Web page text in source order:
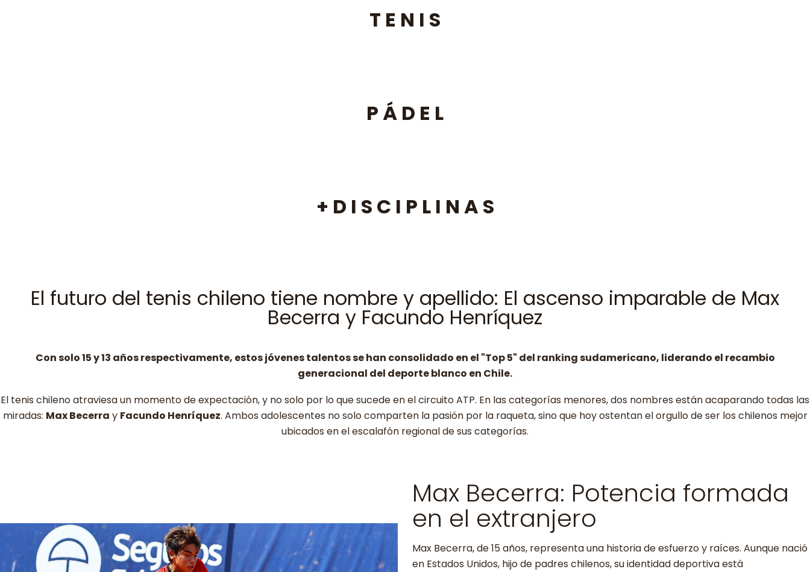
T E N I S
P Á D E L
+ D I S C I P L I N A S
El futuro del tenis chileno tiene nombre y apellido: El ascenso imparable de Max
Becerra y Facundo Henríquez
Con solo 15 y 13 años respectivamente, estos jóvenes talentos se han consolidado en el "Top 5" del ranking sudamericano, liderando el recambio
generacional del deporte blanco en Chile.
El tenis chileno atraviesa un momento de expectación, y no solo por lo que sucede en el circuito ATP. En las categorías menores, dos nombres están acaparando todas las
miradas: Max Becerra y Facundo Henríquez. Ambos adolescentes no solo comparten la pasión por la raqueta, sino que hoy ostentan el orgullo de ser los chilenos mejor
ubicados en el escalafón regional de sus categorías.
Max Becerra: Potencia formada
en el extranjero
Max Becerra, de 15 años, representa una historia de esfuerzo y raíces. Aunque nació
en Estados Unidos, hijo de padres chilenos, su identidad deportiva está